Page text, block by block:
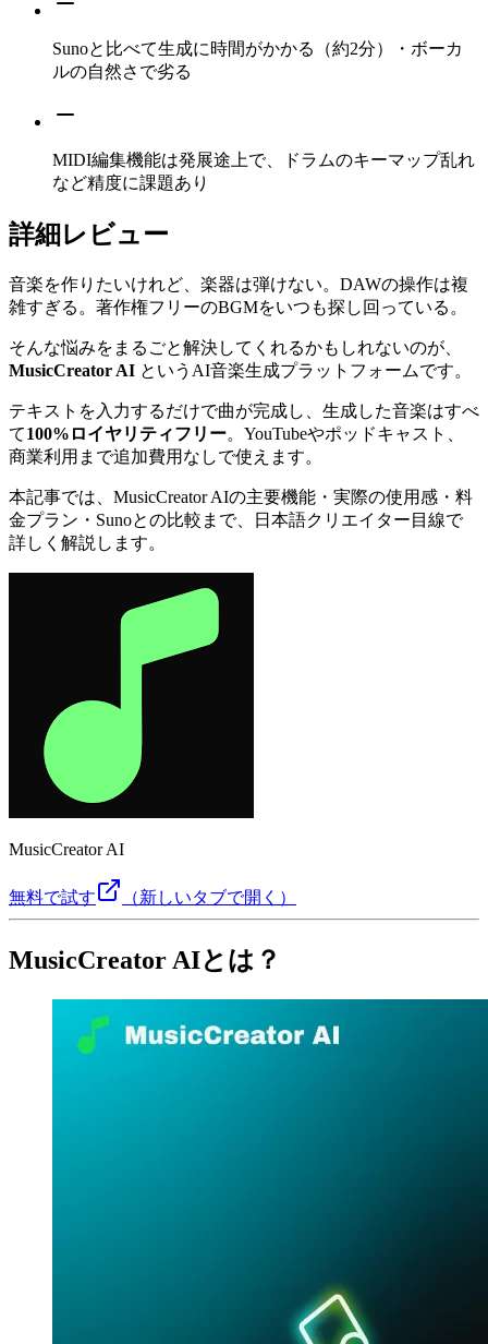
Sunoと比べて生成に時間がかかる（約2分）・ボーカ
ルの自然さで劣る
MIDI編集機能は発展途上で、ドラムのキーマップ乱れ
など精度に課題あり
詳細レビュー
音楽を作りたいけれど、楽器は弾けない。DAWの操作は複
雑すぎる。著作権フリーのBGMをいつも探し回っている。
そんな悩みをまるごと解決してくれるかもしれないのが、
MusicCreator AI というAI音楽生成プラットフォームです。
テキストを入力するだけで曲が完成し、生成した音楽はすべ
て100%ロイヤリティフリー。YouTubeやポッドキャスト、
商業利用まで追加費用なしで使えます。
本記事では、MusicCreator AIの主要機能・実際の使用感・料
金プラン・Sunoとの比較まで、日本語クリエイター目線で
詳しく解説します。
MusicCreator AI
無料で試す （新しいタブで開く）
MusicCreator AIとは？